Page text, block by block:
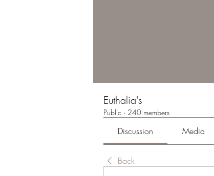
Euthalia's
Public · 240 members
Discussion Media
Back